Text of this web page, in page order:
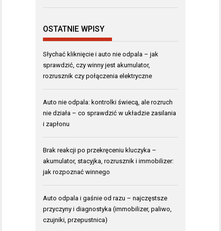
OSTATNIE WPISY
Słychać kliknięcie i auto nie odpala – jak
sprawdzić, czy winny jest akumulator,
rozrusznik czy połączenia elektryczne
Auto nie odpala: kontrolki świecą, ale rozruch
nie działa – co sprawdzić w układzie zasilania
i zapłonu
Brak reakcji po przekręceniu kluczyka –
akumulator, stacyjka, rozrusznik i immobilizer:
jak rozpoznać winnego
Auto odpala i gaśnie od razu – najczęstsze
przyczyny i diagnostyka (immobilizer, paliwo,
czujniki, przepustnica)